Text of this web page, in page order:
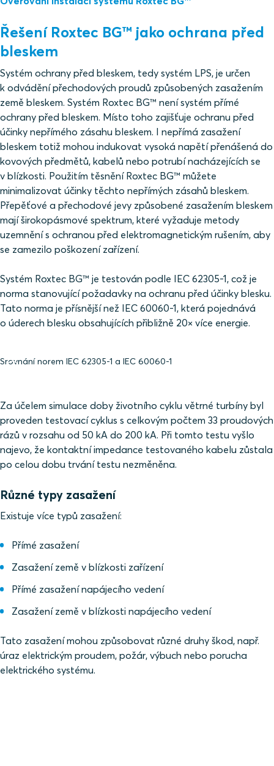
Řešení Roxtec BG™ jako ochrana před
bleskem
Systém ochrany před bleskem, tedy systém LPS, je určen
k odvádění přechodových proudů způsobených zasažením
země bleskem. Systém Roxtec BG™ není systém přímé
ochrany před bleskem. Místo toho zajišťuje ochranu před
účinky nepřímého zásahu bleskem. I nepřímá zasažení
bleskem totiž mohou indukovat vysoká napětí přenášená do
kovových předmětů, kabelů nebo potrubí nacházejících se
v blízkosti. Použitím těsnění Roxtec BG™ můžete
minimalizovat účinky těchto nepřímých zásahů bleskem.
Přepěťové a přechodové jevy způsobené zasažením bleskem
mají širokopásmové spektrum, které vyžaduje metody
uzemnění s ochranou před elektromagnetickým rušením, aby
se zamezilo poškození zařízení.
Systém Roxtec BG™ je testován podle IEC 62305-1, což je
norma stanovující požadavky na ochranu před účinky blesku.
Tato norma je přísnější než IEC 60060-1, která pojednává
o úderech blesku obsahujících přibližně 20× více energie.
Srovnání norem IEC 62305-1 a IEC 60060-1
Za účelem simulace doby životního cyklu větrné turbíny byl
proveden testovací cyklus s celkovým počtem 33 proudových
rázů v rozsahu od 50 kA do 200 kA. Při tomto testu vyšlo
najevo, že kontaktní impedance testovaného kabelu zůstala
po celou dobu trvání testu nezměněna.
Různé typy zasažení
Existuje více typů zasažení:
Přímé zasažení
Zasažení země v blízkosti zařízení
Přímé zasažení napájecího vedení
Zasažení země v blízkosti napájecího vedení
Tato zasažení mohou způsobovat různé druhy škod, např.
úraz elektrickým proudem, požár, výbuch nebo porucha
elektrického systému.